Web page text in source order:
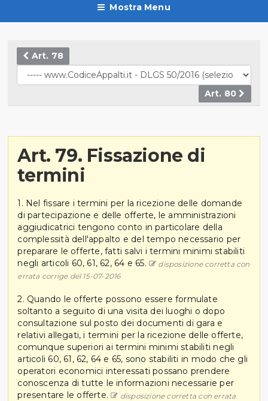
Mostra Menu
Art. 78
Art. 80
Art. 79. Fissazione di
termini
1. Nel fissare i termini per la ricezione delle domande
di partecipazione e delle offerte, le amministrazioni
aggiudicatrici tengono conto in particolare della
complessità dell'appalto e del tempo necessario per
preparare le offerte, fatti salvi i termini minimi stabiliti
negli articoli 60, 61, 62, 64 e 65.
disposizione corretta con
errata corrige del 15-07-2016
2. Quando le offerte possono essere formulate
soltanto a seguito di una visita dei luoghi o dopo
consultazione sul posto dei documenti di gara e
relativi allegati, i termini per la ricezione delle offerte,
comunque superiori ai termini minimi stabiliti negli
articoli 60, 61, 62, 64 e 65, sono stabiliti in modo che gli
operatori economici interessati possano prendere
conoscenza di tutte le informazioni necessarie per
presentare le offerte.
disposizione corretta con errata